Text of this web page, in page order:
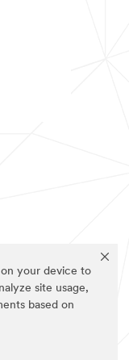
on your device to
site usage,
based on